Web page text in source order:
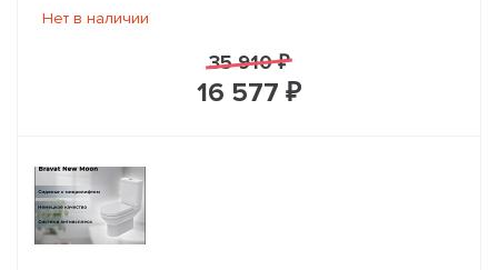
Нет в наличии
35 910 ₽
16 577 ₽